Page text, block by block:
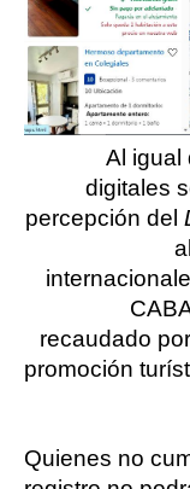
Al igual
digitales
percepción del
recaudado
promoción
Quienes no